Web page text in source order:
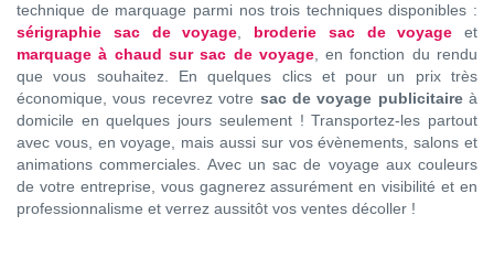
technique de marquage parmi nos trois techniques disponibles :
sérigraphie sac de voyage
broderie sac de voyage et
marquage à chaud sur sac de voyage, en fonction du rendu
que vous souhaitez. En quelques clics et pour un prix très
économique, vous recevrez votre sac de voyage publicitaireà
domicile en quelques jours seulement ! Transportez-les partout
avec vous, en voyage, mais aussi sur vos évènements, salons et
animations commerciales. Avec un sac de voyage aux couleurs
de votre entreprise, vous gagnerez assurément en visibilité et en
professionnalisme et verrez aussitôt vos ventes décoller !